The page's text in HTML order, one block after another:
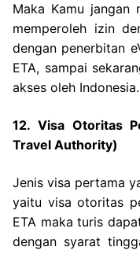
Maka Kamu jangan
memperoleh izin
dengan penerbitan
ETA, sampai
akses oleh Indonesia.
12. Visa Otoritas
Travel Authority)
Jenis visa pertama
yaitu visa otoritas
ETA maka turis
dengan syarat